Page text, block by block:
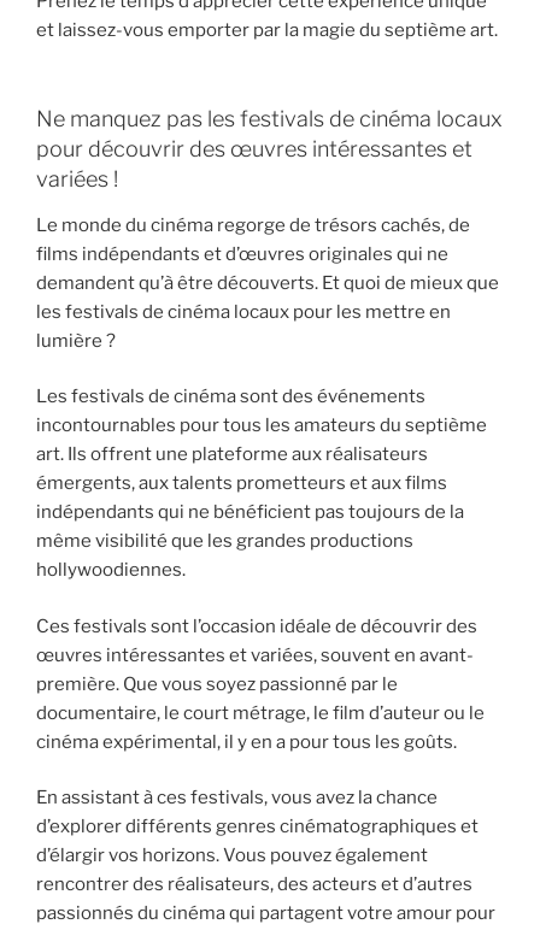
et laissez-vous emporter par la magie du septième art.
Ne manquez pas les festivals de cinéma locaux
pour découvrir des œuvres intéressantes et
variées !
Le monde du cinéma regorge de trésors cachés, de
films indépendants et d’œuvres originales qui ne
demandent qu’à être découverts. Et quoi de mieux que
les festivals de cinéma locaux pour les mettre en
lumière ?
Les festivals de cinéma sont des événements
incontournables pour tous les amateurs du septième
art. Ils offrent une plateforme aux réalisateurs
émergents, aux talents prometteurs et aux films
indépendants qui ne bénéficient pas toujours de la
même visibilité que les grandes productions
hollywoodiennes.
Ces festivals sont l’occasion idéale de découvrir des
œuvres intéressantes et variées, souvent en avant-
première. Que vous soyez passionné par le
documentaire, le court métrage, le film d’auteur ou le
cinéma expérimental, il y en a pour tous les goûts.
En assistant à ces festivals, vous avez la chance
d’explorer différents genres cinématographiques et
d’élargir vos horizons. Vous pouvez également
rencontrer des réalisateurs, des acteurs et d’autres
passionnés du cinéma qui partagent votre amour pour